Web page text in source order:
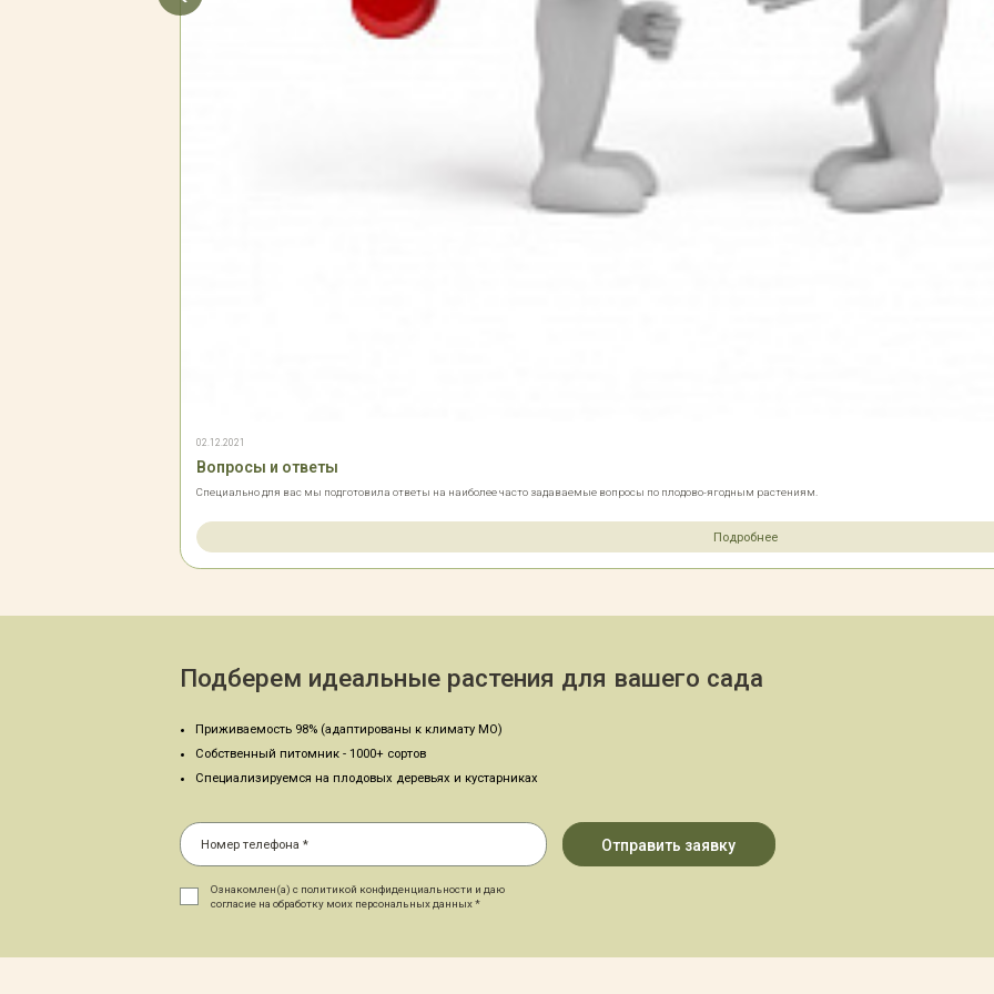
02.12.2021
Вопросы и ответы
Специально для вас мы подготовила ответы на наиболее часто задаваемые вопросы по плодово-ягодным растениям.
Подробнее
Подберем идеальные растения для вашего сада
Приживаемость 98% (адаптированы к климату МО)
Собственный питомник - 1000+ сортов
Специализируемся на плодовых деревьях и кустарниках
Ознакомлен(а) с политикой конфиденциальности и даю
согласие на обработку моих персональных данных *